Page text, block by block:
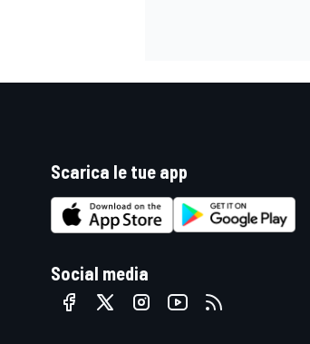
Scarica le tue app
Social media